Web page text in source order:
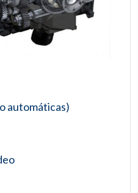
automáticas)